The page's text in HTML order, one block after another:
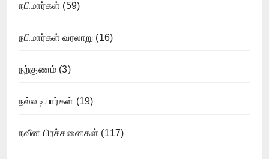
நபிமார்கள் (59)
நபிமார்கள் வரலாறு (16)
நற்குணம் (3)
நல்லடியார்கள் (19)
நவீன பிரச்சனைகள் (117)